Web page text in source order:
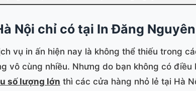
Nội chỉ có tại In Đăng Nguyên
vụ in ấn hiện nay là không thể thiếu trong
vô cùng nhiều. Nhưng do bạn không có điều
số lượng lớn thì các cửa hàng nhỏ lẻ tại Hà